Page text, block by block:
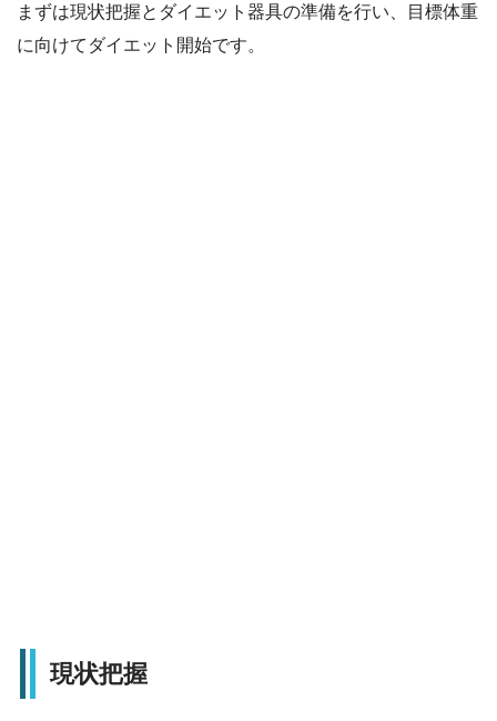
まずは現状把握とダイエット器具の準備を行い、目標体重
に向けてダイエット開始です。
現状把握